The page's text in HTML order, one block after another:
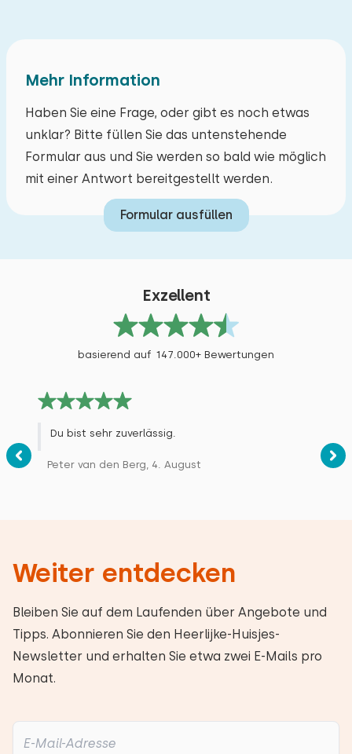
Gepflasterter und stufenloser Zugang
Parkplatz an der Unterkunft
Breite Türöffnungen (mindestens 90 cm)
Breiter Zugangsweg (mindestens 90 cm)
Schwellenfreie Innentüren im Erdgeschoss
Mehr Information
Haben Sie eine Frage, oder gibt es noch etwas
unklar? Bitte füllen Sie das untenstehende
Formular aus und Sie werden so bald wie möglich
mit einer Antwort bereitgestellt werden.
Formular ausfüllen
Alle Bewertungen
Exzellent
basierend auf 147.000+ Bewertungen
Du bist sehr zuverlässig.
Peter van den Berg, 4. August
Weiter entdecken
Bleiben Sie auf dem Laufenden über Angebote und
Tipps. Abonnieren Sie den Heerlijke-Huisjes-
Newsletter und erhalten Sie etwa zwei E-Mails pro
Monat.